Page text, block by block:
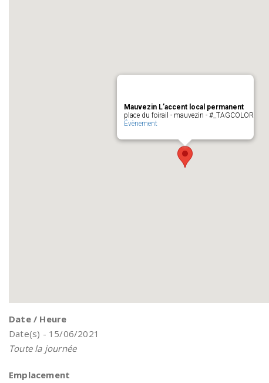
Mauvezin L’accent local permanent
place du foirail - mauvezin - #_TAGCOLOR
Évènement
Date / Heure
Date(s) - 15/06/2021
Toute la journée
Emplacement